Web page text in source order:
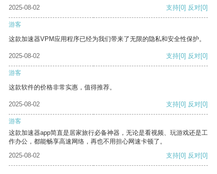
2025-08-02
支持[0] 反对[0]
游客
这款加速器VPM应用程序已经为我们带来了无限的隐私和安全性保护。
2025-08-02 支持[0] 反对[0]
游客
这款软件的价格非常实惠，值得推荐。
2025-08-02 支持[0] 反对[0]
游客
这款加速器app简直是居家旅行必备神器，无论是看视频、玩游戏还是工
作办公，都能畅享高速网络，再也不用担心网速卡顿了。
2025-08-02
支持[0] 反对[0]